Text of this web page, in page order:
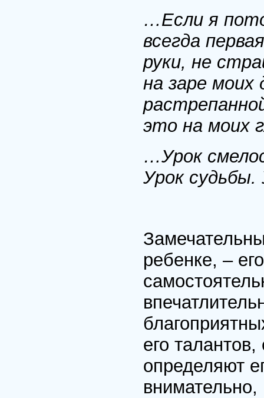
…Если я
всегда
руки, не
на заре моих
это на моих
…Урок
Урок судьбы.
ребенке, –
его
определяют
внимательно,